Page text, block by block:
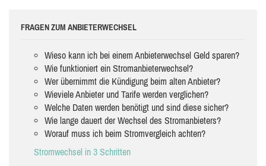
FRAGEN ZUM ANBIETERWECHSEL
Wieso kann ich bei einem Anbieterwechsel Geld sparen?
Wie funktioniert ein Stromanbieterwechsel?
Wer übernimmt die Kündigung beim alten Anbieter?
Wieviele Anbieter und Tarife werden verglichen?
Welche Daten werden benötigt und sind diese sicher?
Wie lange dauert der Wechsel des Stromanbieters?
Worauf muss ich beim Stromvergleich achten?
Stromwechsel in 3 Schritten